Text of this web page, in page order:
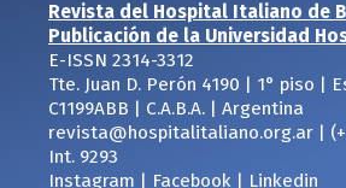
Revista del Hospital Italiano de
Publicación de la Universidad
E-ISSN 2314-3312
Tte. Juan D. Perón 4190 | 1° piso |
C1199ABB | C.A.B.A. | Argentina
revista@hospitalitaliano.org.ar |
Int. 9293
Instagram | Facebook| Linkedin